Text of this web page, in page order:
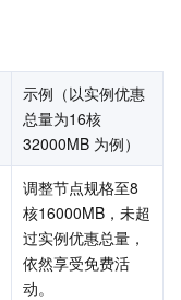
示例（以实例优惠
总量为16核
32000MB 为例）
调整节点规格至8
核16000MB，未超
过实例优惠总量，
依然享受免费活
动。